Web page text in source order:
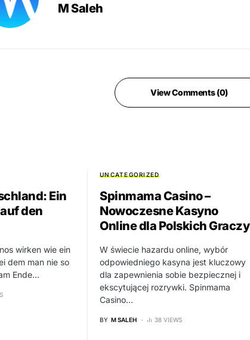
M Saleh
View Comments (0)
Ein
den
wirken wie ein
dem man nie so
Ende…
UNCATEGORIZED
Spinmama Casino –
Nowoczesne Kasyno
Online dla Polskich Graczy
W świecie hazardu online, wybór
odpowiedniego kasyna jest kluczowy
dla zapewnienia sobie bezpiecznej i
ekscytującej rozrywki. Spinmama
Casino…
BY M SALEH 38 VIEWS